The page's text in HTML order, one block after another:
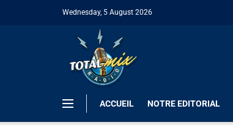
Wednesday, 5 August 2026
ACCUEIL NOTRE EDITORIAL